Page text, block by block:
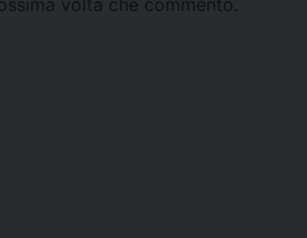
volta che commento.